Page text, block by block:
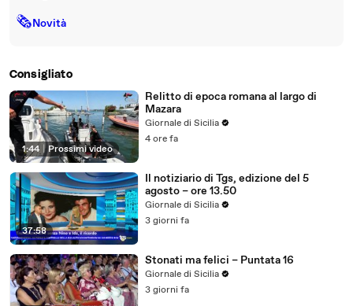
🗞Novità
Consigliato
1:44 | Prossimi video
Relitto di epoca romana al largo di
Mazara
Giornale di Sicilia
4 ore fa
37:58
Il notiziario di Tgs, edizione del 5
agosto – ore 13.50
Giornale di Sicilia
3 giorni fa
Stonati ma felici – Puntata 16
Giornale di Sicilia
3 giorni fa